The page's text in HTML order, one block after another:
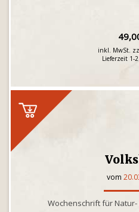
inkl. MwSt.
Lieferzeit 1-
vom
Wochenschrift für